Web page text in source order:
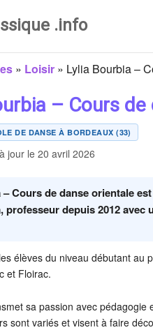
.info
» Loisir » Lylia Bourbia –
– Cours
DE DANSE À BORDEAUX (33)
jour le 20 avril 2026
Cours de danse orientale
professeur depuis 2012
élèves du niveau débutant
et Floirac.
sa passion avec
sont variés et visent à faire